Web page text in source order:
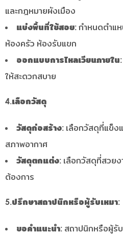
และกฎหมายผังเมือง
แบ่งพื้นที่ใช้สอย: กำหนดตำแ
ห้องครัว ห้องรับแขก
ออกแบบการไหลเวียนภายใน:
ให้สะดวกสบาย
4.เลือกวัสดุ
วัสดุก่อสร้าง: เลือกวัสดุที่แข็ง
สภาพอากาศ
วัสดุตกแต่ง: เลือกวัสดุที่สวยง
ต้องการ
5.ปรึกษาสถาปนิกหรือผู้รับเหมา:
ขอคำแนะนำ: สถาปนิกหรือผู้รั